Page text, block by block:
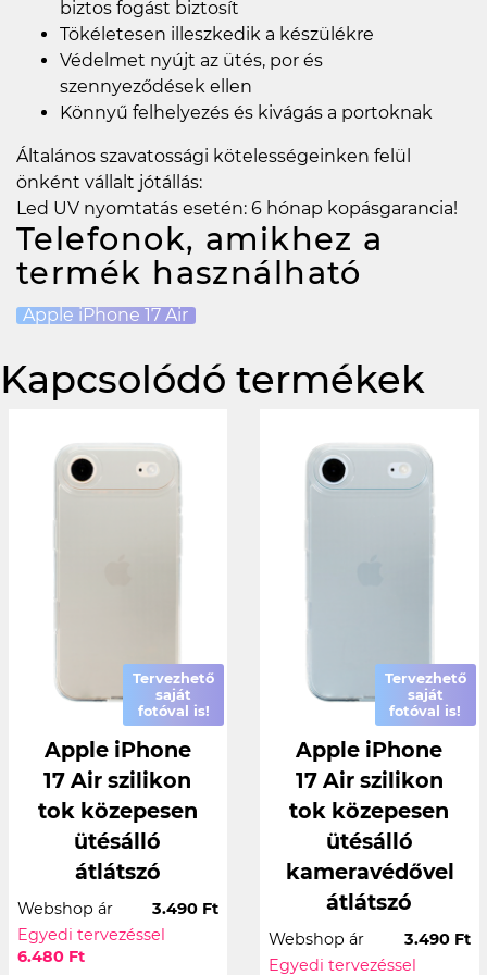
biztos fogást biztosít
Tökéletesen illeszkedik a készülékre
Védelmet nyújt az ütés, por és
szennyeződések ellen
Könnyű felhelyezés és kivágás a portoknak
Általános szavatossági kötelességeinken felül
önként vállalt jótállás:
Led UV nyomtatás esetén: 6 hónap kopásgarancia!
Telefonok, amikhez a
termék használható
Apple iPhone 17 Air
Kapcsolódó termékek
Tervezhető
saját
fotóval is!
Apple iPhone
17 Air szilikon
tok közepesen
ütésálló
átlátszó
Webshop ár
3.490 Ft
Egyedi tervezéssel
6.480 Ft
Tervezhető
saját
fotóval is!
Apple iPhone
17 Air szilikon
tok közepesen
ütésálló
kameravédővel
átlátszó
Webshop ár
3.490 Ft
Egyedi tervezéssel